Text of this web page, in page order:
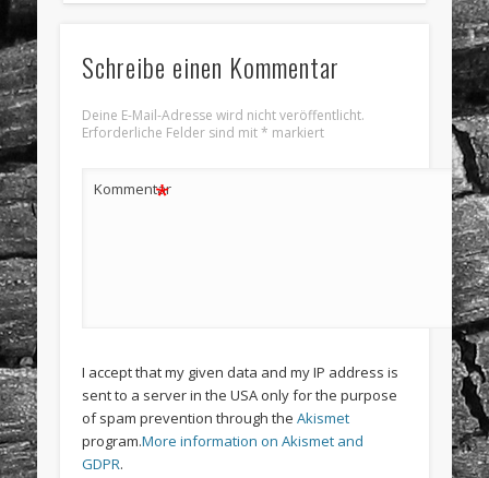
Schreibe einen Kommentar
Deine E-Mail-Adresse wird nicht veröffentlicht.
Erforderliche Felder sind mit* markiert
Kommentar
*
I accept that my given data and my IP address is
sent to a server in the USA only for the purpose
of spam prevention through the Akismet
program.More information on Akismet and
GDPR.